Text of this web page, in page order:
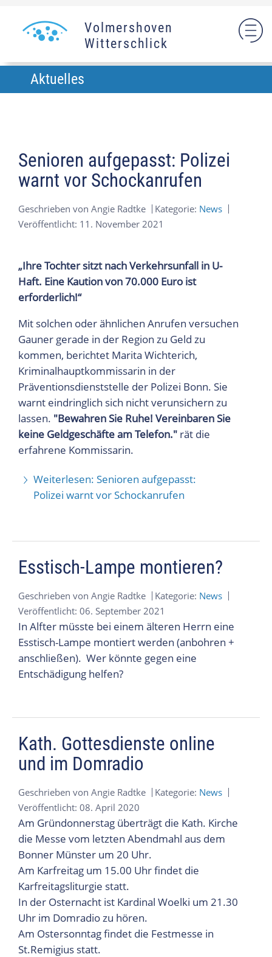
Volmershoven
Witterschlick
Aktuelles
Senioren aufgepasst: Polizei
warnt vor Schockanrufen
Geschrieben von Angie Radtke Kategorie: News
Veröffentlicht: 11. November 2021
„Ihre Tochter sitzt nach Verkehrsunfall in U-
Haft. Eine Kaution von 70.000 Euro ist
erforderlich!“
Mit solchen oder ähnlichen Anrufen versuchen
Gauner gerade in der Region zu Geld zu
kommen, berichtet Marita Wichterich,
Kriminalhauptkommissarin in der
Präventionsdienststelle der Polizei Bonn. Sie
warnt eindringlich sich nicht verunsichern zu
lassen. "Bewahren Sie Ruhe! Vereinbaren Sie
keine Geldgeschäfte am Telefon." rät die
erfahrene Kommissarin.
Weiterlesen: Senioren aufgepasst:
Polizei warnt vor Schockanrufen
Esstisch-Lampe montieren?
Geschrieben von Angie Radtke Kategorie: News
Veröffentlicht: 06. September 2021
In Alfter müsste bei einem älteren Herrn eine
Esstisch-Lampe montiert werden (anbohren +
anschließen). Wer könnte gegen eine
Entschädigung helfen?
Kath. Gottesdienste online
und im Domradio
Geschrieben von Angie Radtke Kategorie: News
Veröffentlicht: 08. April 2020
Am Gründonnerstag überträgt die Kath. Kirche
die Messe vom letzten Abendmahl aus dem
Bonner Münster um 20 Uhr.
Am Karfreitag um 15.00 Uhr findet die
Karfreitagsliturgie statt.
In der Osternacht ist Kardinal Woelki um 21.30
Uhr im Domradio zu hören.
Am Ostersonntag findet die Festmesse in
St.Remigius statt.